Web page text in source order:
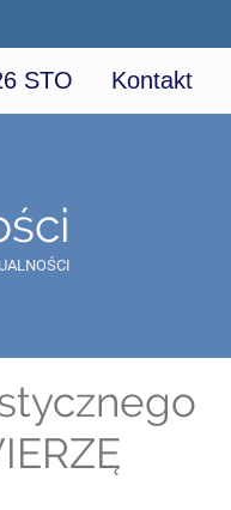
STO Kontakt